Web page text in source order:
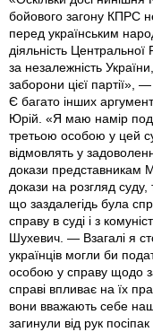
бойового загону КПРС
перед українським
діяльність
за незалежність
заборони цієї партії»,
Є багато інших
Юрій. «Я маю намір
третьою особою у цей
відмовлять у
докази представникам
докази на розгляд
що заздалегідь була
справу в суді і з
Шухевич. — Взагалі я
українців могли би
особою у справу щодо
справі впливає на їх
вони вважають себе
загинули від рук